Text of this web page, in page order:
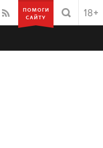
ПОМОГИ
САЙТУ